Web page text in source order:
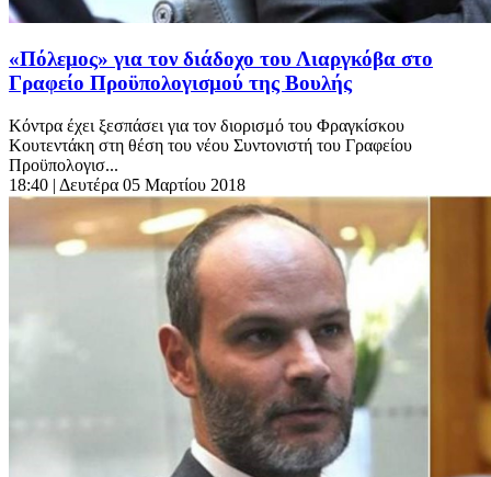
«Πόλεμος» για τον διάδοχο του Λιαργκόβα στο
Γραφείο Προϋπολογισμού της Βουλής
Κόντρα έχει ξεσπάσει για τον διορισμό του Φραγκίσκου
Κουτεντάκη στη θέση του νέου Συντονιστή του Γραφείου
Προϋπολογισ...
18:40 | Δευτέρα 05 Μαρτίου 2018